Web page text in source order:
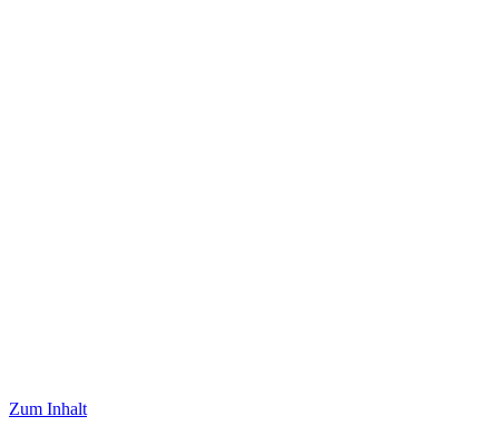
Zum Inhalt